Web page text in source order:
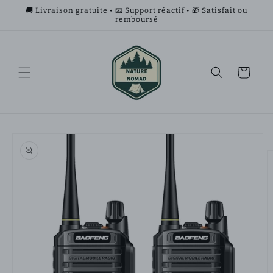
passer
🚚 Livraison gratuite • 📧 Support réactif • 🎁 Satisfait ou
remboursé
Panier
produits